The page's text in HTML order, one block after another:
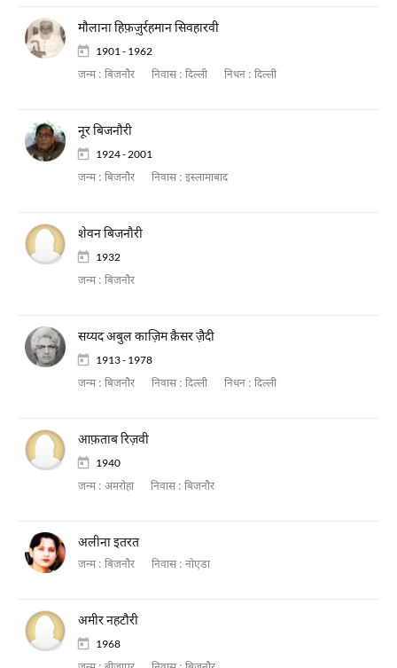
मौलाना हिफ़ज़ुर्रहमान सिवहारवी
1901 - 1962
जन्म : बिजनौर निवास : दिल्ली निधन : दिल्ली
नूर बिजनौरी
1924 - 2001
जन्म : बिजनौर निवास : इस्लामाबाद
शेवन बिजनौरी
1932
जन्म : बिजनौर
सय्यद अबुल काज़िम क़ैसर ज़ैदी
1913 - 1978
जन्म : बिजनौर निवास : दिल्ली निधन : दिल्ली
आफ़ताब रिज़वी
1940
जन्म : अमरोहा निवास : बिजनौर
अलीना इतरत
जन्म : बिजनौर निवास : नोएडा
अमीर नहटौरी
1968